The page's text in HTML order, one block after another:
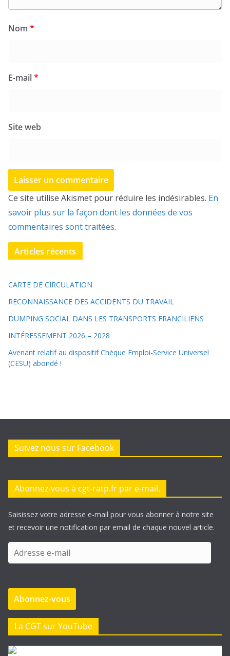
Nom *
E-mail*
Site web
Ce site utilise Akismet pour réduire les indésirables. En
savoir plus sur la façon dont les données de vos
commentaires sont traitées.
Articles récents
CARTE DE CIRCULATION
RECONNAISSANCE DES ACCIDENTS DU TRAVAIL
DUMPING SOCIAL DANS LES TRANSPORTS FRANCILIENS
INTÉRESSEMENT 2026 – 2028
Avenant relatif au dispositif Chèque Emploi-Service Universel
(CESU) abondé !
Suivez nous sur Facebook
Abonnez-vous à cgt-ratp.fr par e-mail.
Saisissez votre adresse e-mail pour vous abonner à notre site
et recevoir une notification par email de chaque nouvel article.
d
e
s
e
-
Abonnez-vous
La CGT sur YouTube